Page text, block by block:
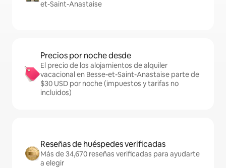
et-Saint-Anastaise
Precios por noche desde
El precio de los alojamientos de alquiler
vacacional en Besse-et-Saint-Anastaise parte de
$30 USD por noche (impuestos y tarifas no
incluidos)
Reseñas de huéspedes verificadas
Más de 34,670 reseñas verificadas para ayudarte
a elegir